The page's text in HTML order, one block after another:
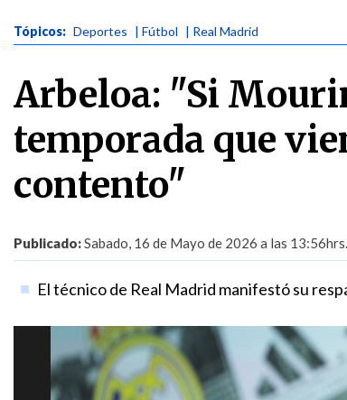
Tópicos: Deportes | Fútbol | Real Madrid
Arbeloa: "Si
temporada que
contento"
Publicado:Sabado, 16 de Mayo de 2026 a las 13:56hrs.
El técnico de Real Madrid manifestó su